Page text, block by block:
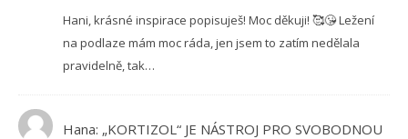
Hani, krásné inspirace popisuješ! Moc děkuji! 🥰😘 Ležení
na podlaze mám moc ráda, jen jsem to zatím nedělala
pravidelně, tak…
Hana: „KORTIZOL“ JE NÁSTROJ PRO SVOBODNOU